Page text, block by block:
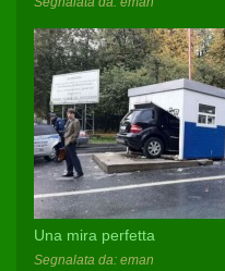
Una mira perfetta
Segnalata da: eman